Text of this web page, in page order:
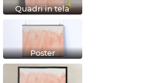
Quadri in tela
Poster